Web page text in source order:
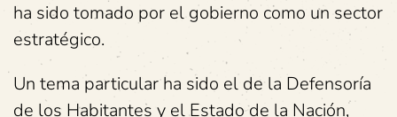
ha sido tomado por el gobierno como un sector
estratégico.
Un tema particular ha sido el de la Defensoría
de los Habitantes y el Estado de la Nación,